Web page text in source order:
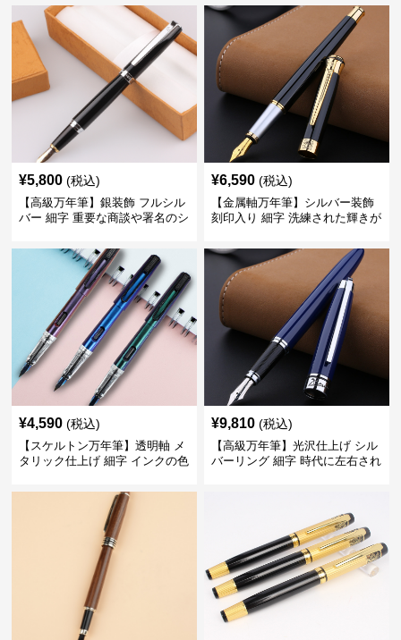
¥5,800 (税込)
【高級万年筆】銀装飾 フルシル
バー 細字 重要な商談や署名のシ
てくれる
¥6,590 (税込)
【金属軸万年筆】シルバー装飾
刻印入り 細字 洗練された輝きが
¥4,590 (税込)
【スケルトン万年筆】透明軸 メ
タリック仕上げ 細字 インクの色
する
¥9,810 (税込)
【高級万年筆】光沢仕上げ シル
バーリング 細字 時代に左右され